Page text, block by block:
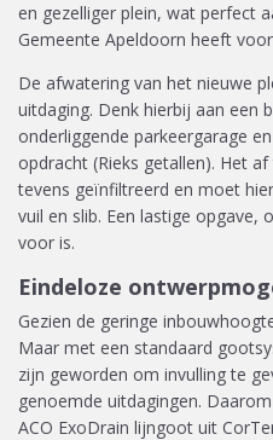
en gezelliger plein, wat perfect
Gemeente Apeldoorn heeft
De afwatering van het nieuwe
uitdaging. Denk hierbij aan een
onderliggende parkeergarage
opdracht (Rieks getallen). Het
tevens geïnfiltreerd en moet
vuil en slib. Een lastige opgave,
voor is.
Eindeloze
Gezien de geringe
Maar met een standaard
zijn geworden om invulling te
genoemde uitdagingen.
ACO ExoDrain lijngoot uit